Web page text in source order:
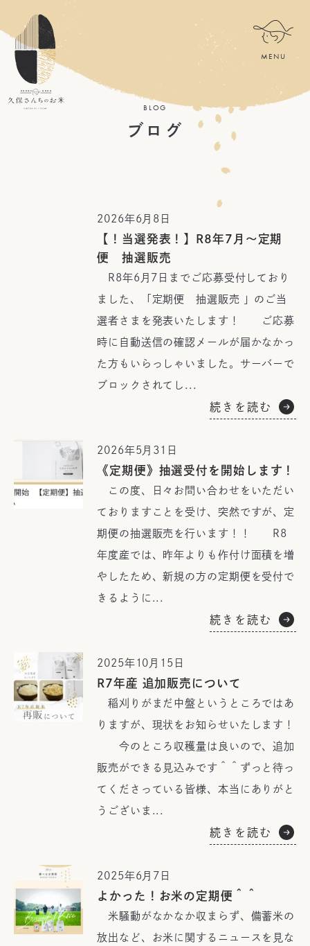
BLOG
ブログ
2026年6月8日
【！当選発表！】R8年7月～定期
便 抽選販売
R8年6月7日までご応募受付しており
ました、「定期便 抽選販売 」のご当
選者さまを発表いたします！ ご応募
時に自動送信の確認メールが届かなかっ
た方もいらっしゃいました。サーバーで
ブロックされてし...
続きを読む
2026年5月31日
《定期便》抽選受付を開始します！
この度、日々お問い合わせをいただい
ておりますことを受け、突然ですが、定
期便の抽選販売を行います！！ R8
年度産では、昨年よりも作付け面積を増
やしたため、新規の方の定期便を受付で
きるように...
続きを読む
2025年10月15日
R7年産 追加販売について
稲刈りがまだ中盤というところではあ
りますが、現状をお知らせいたします！
今のところ収穫量は良いので、追加
販売ができる見込みです＾＾ずっと待っ
てくださっている皆様、本当にありがと
うございま...
続きを読む
2025年6月7日
よかった！お米の定期便＾＾
米騒動がなかなか収まらず、備蓄米の
放出など、お米に関するニュースを見な